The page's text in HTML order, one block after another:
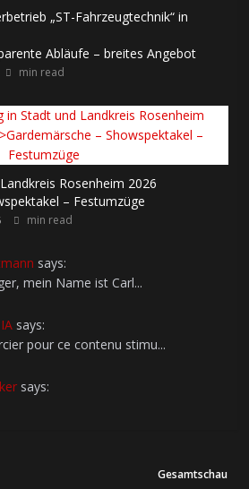
„ST-Fahrzeugtechnik“ in
Abläufe – breites Angebot
min read
Rosenheim 2026
– Festumzüge
min read
says:
mein Name ist Carl...
says:
pour ce contenu stimu...
says:
Gesamtschau